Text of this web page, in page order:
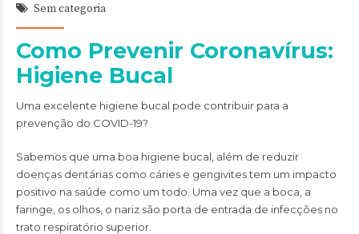
Sem categoria
Como Prevenir Coronavírus:
Higiene Bucal
Uma excelente higiene bucal pode contribuir para a
prevenção do COVID-19?
Sabemos que uma boa higiene bucal, além de reduzir
doenças dentárias como cáries e gengivites tem um impacto
positivo na saúde como um todo. Uma vez que a boca, a
faringe, os olhos, o nariz são porta de entrada de infecções no
trato respiratório superior.